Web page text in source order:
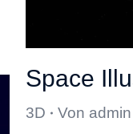
Space
3D Von admin